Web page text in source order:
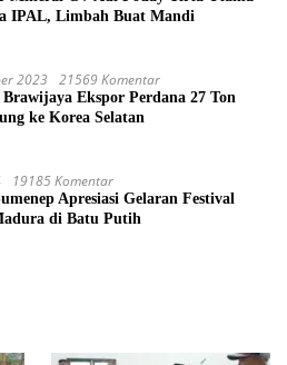
IPAL, Limbah Buat Mandi
2023 21569 Komentar
Ekspor Perdana 27 Ton
ke Korea Selatan
19185 Komentar
Apresiasi Gelaran Festival
di Batu Putih